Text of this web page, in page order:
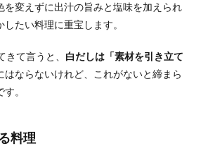
を変えずに出汁の旨みと塩味を加えられ
たい料理に重宝します。
て言うと、 白だしは「素材を引き立て
はならないけれど、これがないと締まら
。
料理